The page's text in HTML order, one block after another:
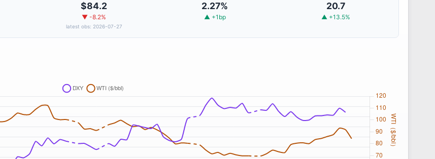
$84.2
▼ -8.2%
latest obs: 2026-07-27
2.27%
▲ +1bp
20.7
▲ +13.5%